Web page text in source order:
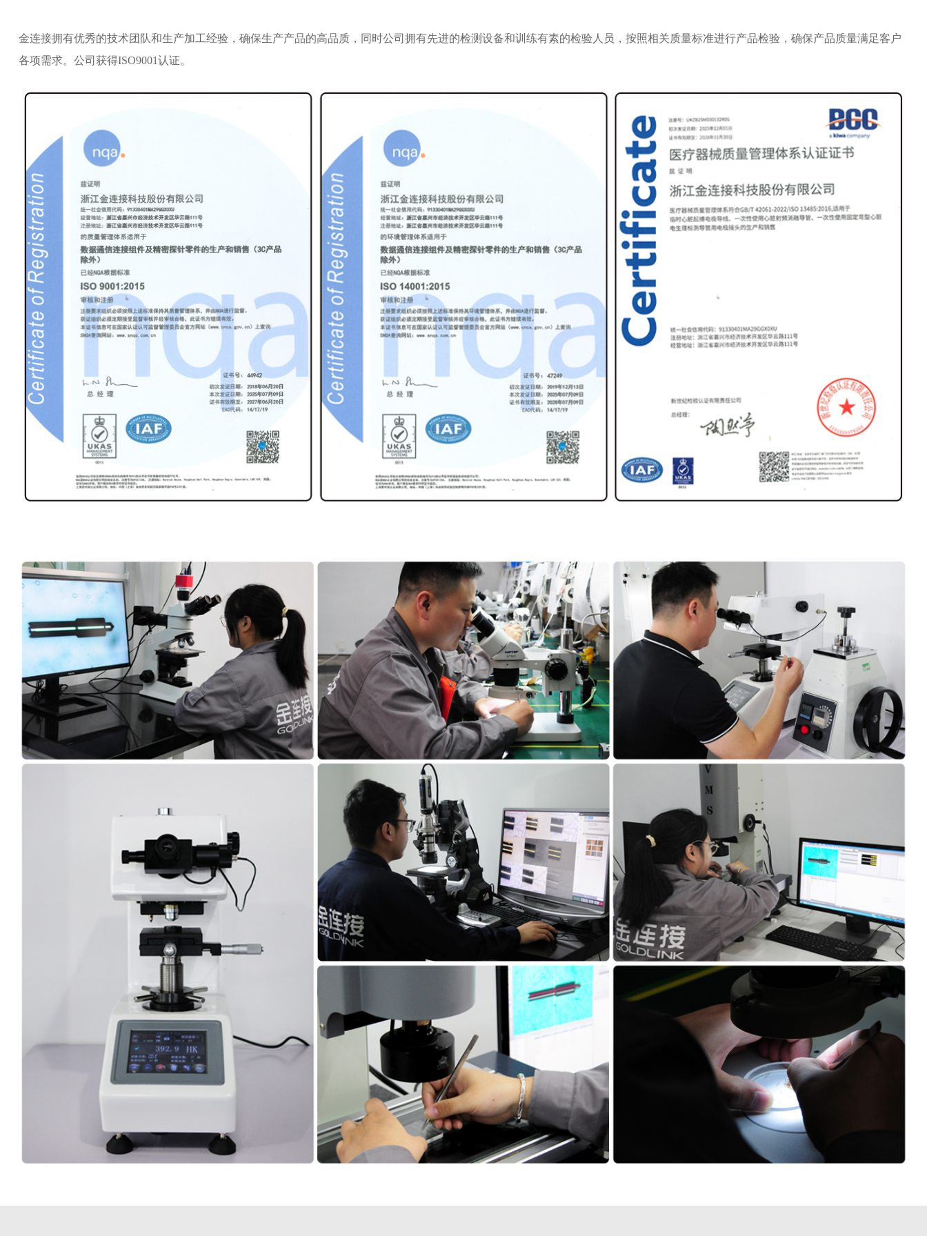
金连接拥有优秀的技术团队和生产加工经验，确保生产产品的高品质，同时公司拥有先进的检测设备和训练有素的检验人员，按照相关质量标准进行产品检验，确保产品质量满足客户
各项需求。公司获得ISO9001认证。